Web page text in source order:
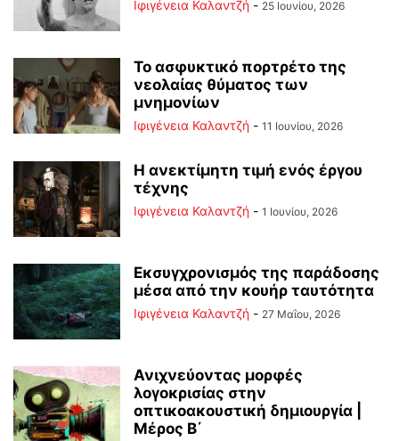
Ιφιγένεια Καλαντζή - 25 Ιουνίου, 2026
Το ασφυκτικό πορτρέτο της
νεολαίας θύματος των
μνημονίων
Ιφιγένεια Καλαντζή - 11 Ιουνίου, 2026
Η ανεκτίμητη τιμή ενός έργου
τέχνης
Ιφιγένεια Καλαντζή - 1 Ιουνίου, 2026
Εκσυγχρονισμός της παράδοσης
μέσα από την κουήρ ταυτότητα
Ιφιγένεια Καλαντζή - 27 Μαΐου, 2026
Ανιχνεύοντας μορφές
λογοκρισίας στην
οπτικοακουστική δημιουργία |
Μέρος B΄